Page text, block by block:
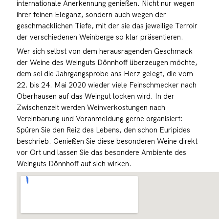
internationale Anerkennung genießen. Nicht nur wegen
ihrer feinen Eleganz, sondern auch wegen der
geschmacklichen Tiefe, mit der sie das jeweilige Terroir
der verschiedenen Weinberge so klar präsentieren.
Wer sich selbst von dem herausragenden Geschmack
der Weine des Weinguts Dönnhoff überzeugen möchte,
dem sei die Jahrgangsprobe ans Herz gelegt, die vom
22. bis 24. Mai 2020 wieder viele Feinschmecker nach
Oberhausen auf das Weingut locken wird. In der
Zwischenzeit werden Weinverkostungen nach
Vereinbarung und Voranmeldung gerne organisiert:
Spüren Sie den Reiz des Lebens, den schon Euripides
beschrieb. Genießen Sie diese besonderen Weine direkt
vor Ort und lassen Sie das besondere Ambiente des
Weinguts Dönnhoff auf sich wirken.